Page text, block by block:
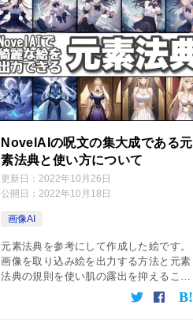
NovelAIの呪文の集大成である元
素法典と使い方について
更新日： 2022年10月26日
公開日： 2022年10月18日
画像AI
元素法典を参考にして作成した絵です。
画像を取り込み絵を出力する方法と元素
法典の規則を使い肌の露出を抑えること
に成功した記事↓ 元素法典の呪文は画像
を取り込み出力してみたら効果倍増だっ